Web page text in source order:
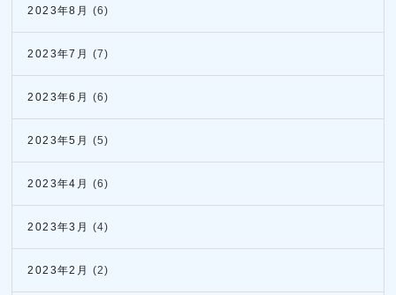
2023年8月 (6)
2023年7月 (7)
2023年6月 (6)
2023年5月 (5)
2023年4月 (6)
2023年3月 (4)
2023年2月 (2)